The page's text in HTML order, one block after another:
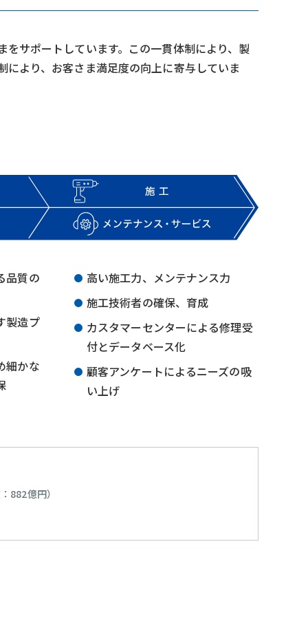
サポートしています。この一貫体制により、製
より、お客さま満足度の向上に寄与していま
品質の
製造プ
細かな
高い施工力、メンテナンス力
施工技術者の確保、育成
カスタマーセンターによる修理受
付とデータベース化
顧客アンケートによるニーズの吸
い上げ
882億円）